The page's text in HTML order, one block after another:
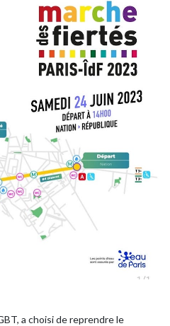
, a choisi de reprendre le